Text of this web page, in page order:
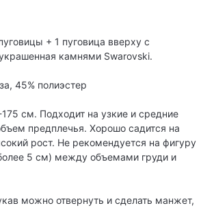
+ 1 пуговица вверху с
камнями Swarovski.
45% полиэстер
см. Подходит на узкие и средние
предплечья. Хорошо садится на
рост. Не рекомендуется на фигуру
5 см) между объемами груди и
можно отвернуть и сделать манжет,